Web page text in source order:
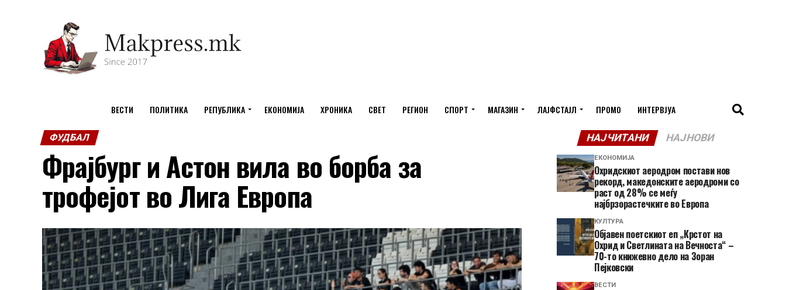
ВЕСТИ ПОЛИТИКА РЕПУБЛИКА ЕКОНОМИЈА ХРОНИКА СВЕТ РЕГИОН СПОРТ МАГАЗИН ЛАЈФСТАЈЛ ПРОМО ИНТЕРВЈУА
ФУДБАЛ
Фрајбург и Астон вила во борба за
трофејот во Лига Европа
НАЈЧИТАНИ НАЈНОВИ
ЕКОНОМИЈА
Охридскиот аеродром постави нов
рекорд, македонските аеродроми со
раст од 28% се меѓу
најбрзорастечките во Европа
КУЛТУРА
Објавен поетскиот еп „Крстот на
Охрид и Светлината на Вечноста“ –
70-то книжевно дело на Зоран
Пејковски
ВЕСТИ